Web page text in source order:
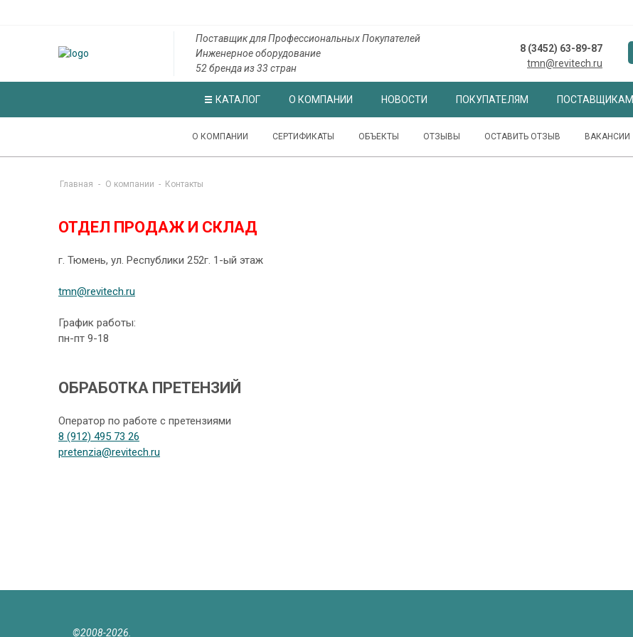
8 (3452) 63-89-87
tmn@revitech.ru
Поставщик для Профессиональных Покупателей
Инженерное оборудование
52 бренда из 33 стран
КАТАЛОГ О КОМПАНИИ НОВОСТИ ПОКУПАТЕЛЯМ ПОСТАВЩИКАМ
О КОМПАНИИ СЕРТИФИКАТЫ ОБЪЕКТЫ ОТЗЫВЫ ОСТАВИТЬ ОТЗЫВ ВАКАНСИИ
Главная - О компании - Контакты
ОТДЕЛ ПРОДАЖ И СКЛАД
г. Тюмень, ул. Республики 252г. 1-ый этаж
tmn@revitech.ru
График работы:
пн-пт 9-18
ОБРАБОТКА ПРЕТЕНЗИЙ
Оператор по работе с претензиями
8 (912) 495 73 26
pretenzia@revitech.ru
©2008-2026.